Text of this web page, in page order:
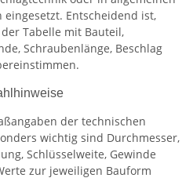
Entscheidend ist,
Tabelle mit Bauteil,
Schraubenlänge, Beschlag
der technischen
wichtig sind Durchmesser,
Schlüsselweite, Gewinde
zur jeweiligen Bauform